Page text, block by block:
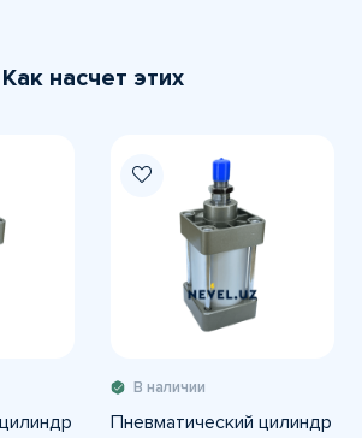
Как насчет этих
В наличии
Пневматический цилиндр